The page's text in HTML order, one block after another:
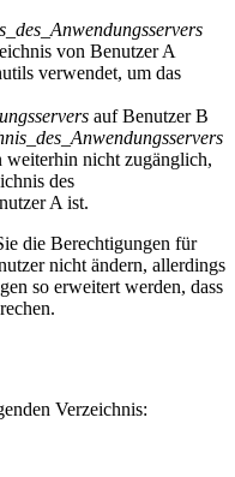
von Benutzer A
verwendet, um das
auf Benutzer B
weiterhin nicht zugänglich,
des
A ist.
die Berechtigungen für
nicht ändern, allerdings
so erweitert werden, dass
Verzeichnis: